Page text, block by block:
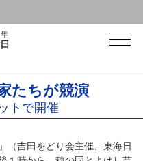
たちが競演
トで開催
（吉田をどり会主催、東海日